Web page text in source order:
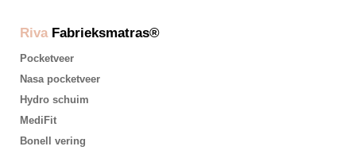
Riva Fabrieksmatras®
Pocketveer
Nasa pocketveer
Hydro schuim
MediFit
Bonell vering